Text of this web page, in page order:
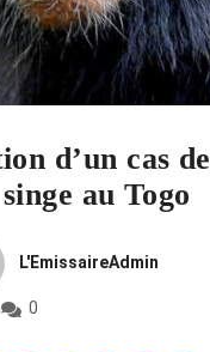
d’un cas de
au Togo
L'EmissaireAdmin
0